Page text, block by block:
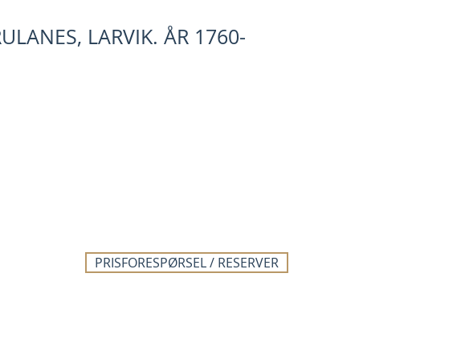
LARVIK. ÅR 1760-
PRISFORESPØRSEL / RESERVER